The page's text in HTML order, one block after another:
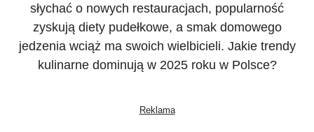
słychać o nowych restauracjach, popularność
zyskują diety pudełkowe, a smak domowego
jedzenia wciąż ma swoich wielbicieli. Jakie trendy
kulinarne dominują w 2025 roku w Polsce?